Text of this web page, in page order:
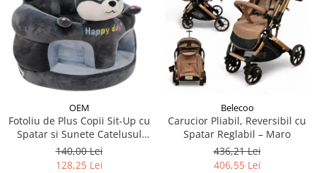
OEM
Fotoliu de Plus Copii Sit-Up cu
Spatar si Sunete Catelusul
Woofy
140,00 Lei
128,25 Lei
Belecoo
Carucior Pliabil, Reversibil cu
Spatar Reglabil – Maro
436,21 Lei
406,55 Lei